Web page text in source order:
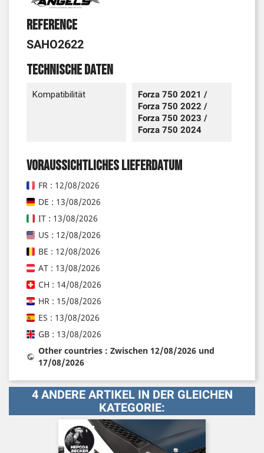
Reference
SAHO2622
Technische Daten
Kompatibilität
Forza 750 2021 /
Forza 750 2022 /
Forza 750 2023 /
Forza 750 2024
Voraussichtliches Lieferdatum
FR : 12/08/2026
DE : 13/08/2026
IT : 13/08/2026
US : 12/08/2026
BE : 12/08/2026
AT : 13/08/2026
CH : 14/08/2026
HR : 15/08/2026
ES : 13/08/2026
GB : 13/08/2026
Other countries : Zwischen 12/08/2026 und
17/08/2026
4 ANDERE ARTIKEL IN DER GLEICHEN
KATEGORIE: